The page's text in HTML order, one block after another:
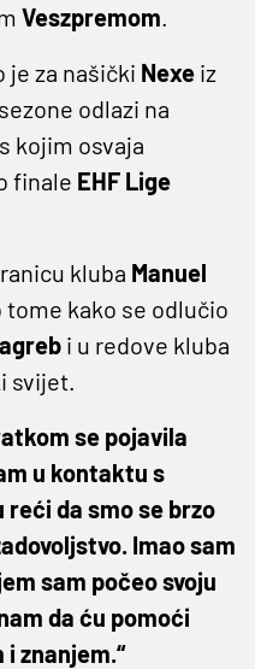
Veszpremom.
je za našički Nexe iz
odlazi na
s kojim osvaja
finale EHF Lige
kluba Manuel
kako se odlučio
i u redove kluba
svijet.
se pojavila
u kontaktu s
reći da smo se brzo
Imao sam
sam počeo svoju
da ću pomoći
znanjem.“